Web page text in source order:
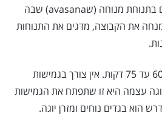
לרצף של תנוחות, ומסתיים בתנוחת מנוחה (שavasana) שבה
את הקבוצה, מדגים את התנוחות
שיעור נמשך בדרך כלל כ-60 עד 75 דקות. אין צורך בגמישות
עצמה היא זו שתפתח את הגמישות
הוא בגדים נוחים ומזרן יוגה.